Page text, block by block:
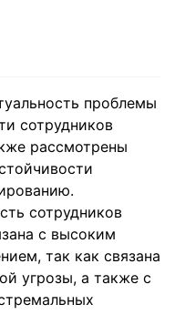
проблемы
сотрудников
рассмотрены
сотрудников
с высоким
так как связана
угрозы, а также с